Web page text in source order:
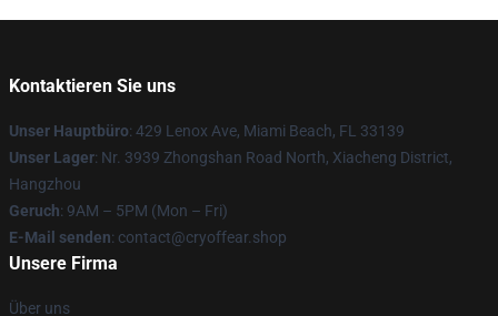
Kontaktieren Sie uns
Unser Hauptbüro: 429 Lenox Ave, Miami Beach, FL 33139
Unser Lager: Nr. 3939 Zhongshan Road North, Xiacheng District,
Hangzhou
Geruch: 9AM – 5PM (Mon – Fri)
E-Mail senden: contact@cryoffear.shop
Unsere Firma
Über uns